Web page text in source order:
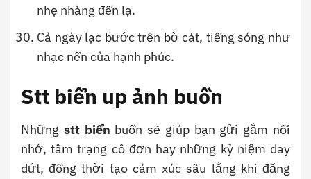
nhẹ nhàng đến lạ.
Cả ngày lạc bước trên bờ cát, tiếng sóng như
nhạc nền của hạnh phúc.
Stt biển up ảnh buồn
Những stt biển buồn sẽ giúp bạn gửi gắm nỗi
nhớ, tâm trạng cô đơn hay những kỷ niệm day
dứt, đồng thời tạo cảm xúc sâu lắng khi đăng